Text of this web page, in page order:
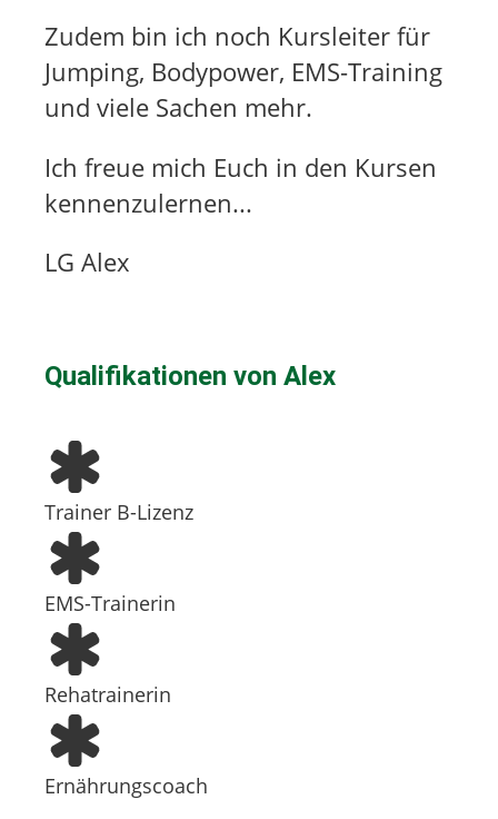
Zudem bin ich noch Kursleiter für
Jumping, Bodypower, EMS-Training
und viele Sachen mehr.
Ich freue mich Euch in den Kursen
kennenzulernen...
LG Alex
Qualifikationen von Alex
Trainer B-Lizenz
EMS-Trainerin
Rehatrainerin
Ernährungscoach